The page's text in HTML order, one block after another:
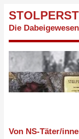
Die
Von NS-Täter/